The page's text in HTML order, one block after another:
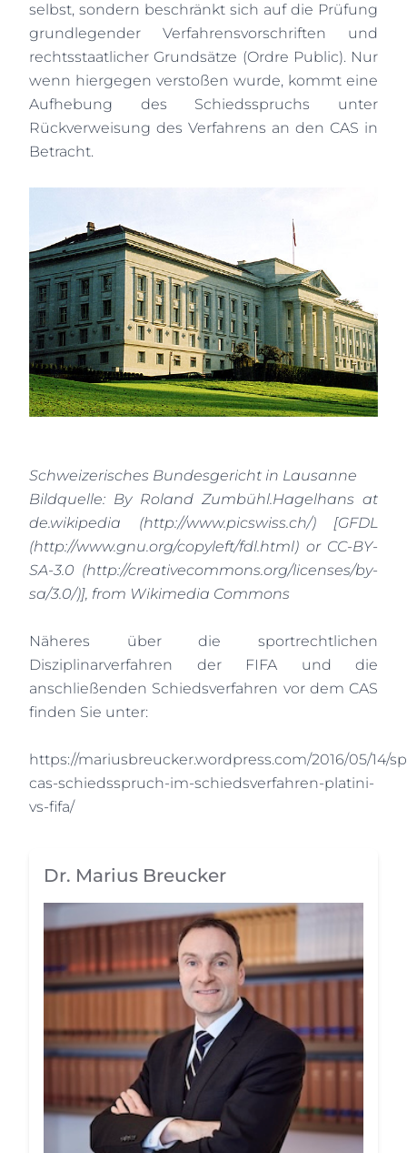
selbst, sondern beschränkt sich auf die Prüfung
grundlegender Verfahrensvorschriften und
rechtsstaatlicher Grundsätze (Ordre Public). Nur
wenn hiergegen verstoßen wurde, kommt eine
Aufhebung des Schiedsspruchs unter
Rückverweisung des Verfahrens an den CAS in
Betracht.
Schweizerisches Bundesgericht in Lausanne
Bildquelle: By Roland Zumbühl.Hagelhans at
de.wikipedia (http://www.picswiss.ch/) [GFDL
(http://www.gnu.org/copyleft/fdl.html) or CC-BY-
SA-3.0 (http://creativecommons.org/licenses/by-
sa/3.0/)], from Wikimedia Commons
Näheres über die sportrechtlichen
Disziplinarverfahren der FIFA und die
anschließenden Schiedsverfahren vor dem CAS
finden Sie unter:
https://mariusbreucker.wordpress.com/2016/05/14/
cas-schiedsspruch-im-schiedsverfahren-platini-
vs-fifa/
Dr. Marius Breucker